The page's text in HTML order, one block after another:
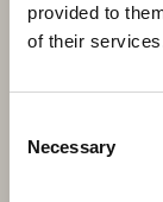
provided to
of their
Selection
Necessary